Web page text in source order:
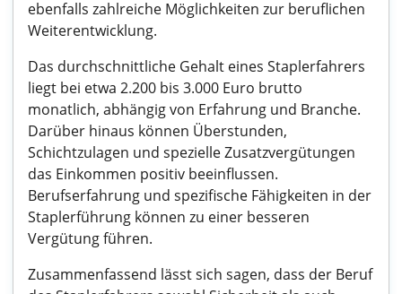
ebenfalls zahlreiche Möglichkeiten zur beruflichen
Weiterentwicklung.
Das durchschnittliche Gehalt eines Staplerfahrers
liegt bei etwa 2.200 bis 3.000 Euro brutto
monatlich, abhängig von Erfahrung und Branche.
Darüber hinaus können Überstunden,
Schichtzulagen und spezielle Zusatzvergütungen
das Einkommen positiv beeinflussen.
Berufserfahrung und spezifische Fähigkeiten in der
Staplerführung können zu einer besseren
Vergütung führen.
Zusammenfassend lässt sich sagen, dass der Beruf